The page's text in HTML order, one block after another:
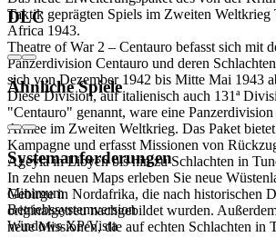
Taktik geprägten Spiels im Zweiten Weltkrieg
Africa 1943.
Theatre of War 2 – Centauro befasst sich mit
Panzerdivision Centauro und deren
sich von Dezember 1942 bis Mitte Mai 1943
Diese Division, auf italienisch auch 131ª
"Centauro" genannt, ware eine
Armee im Zweiten Weltkrieg. Das Paket
Kampagne und erfasst Missionen von
Ageyla in Libyen bis hin zu Schlachten in
In zehn neuen Maps erleben Sie neue
Gebirge in Nordafrika, die nach historischen
originalgetreu nachgebildet wurden.
neue Missionen, die auf echten Schlachten in
DLC
Ähnliche Spiele
Systemanforderungen
Minimum
Betriebssystemversion
Windows XP/Vista